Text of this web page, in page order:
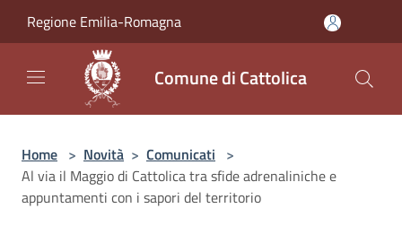
Regione Emilia-Romagna
Comune di Cattolica
Home > Novità > Comunicati >
Al via il Maggio di Cattolica tra sfide adrenaliniche e
appuntamenti con i sapori del territorio